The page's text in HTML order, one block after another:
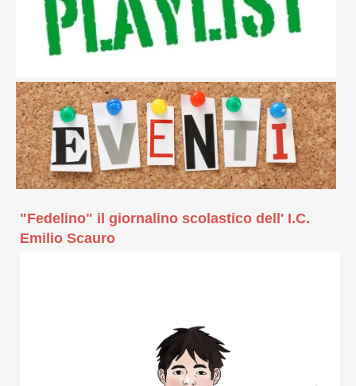
"Fedelino" il giornalino scolastico dell' I.C.
Emilio Scauro